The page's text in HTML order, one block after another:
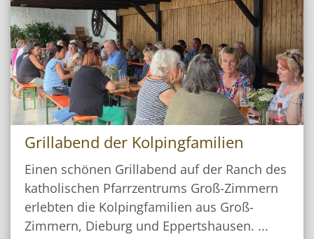
Grillabend der Kolpingfamilien
Einen schönen Grillabend auf der Ranch des
katholischen Pfarrzentrums Groß-Zimmern
erlebten die Kolpingfamilien aus Groß-
Zimmern, Dieburg und Eppertshausen. ...